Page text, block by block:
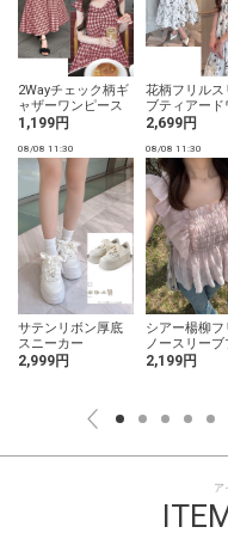
2Wayチェック柄ギ
ャザーワンピース
1,199円
花柄フリルス
ブティアード
ピース
2,699円
08/08 11:30
サテンリボン厚底
スニーカー
2,999円
08/08 11:30
シアー楊柳フ
ノースリーブ
ウス
2,199円
ア